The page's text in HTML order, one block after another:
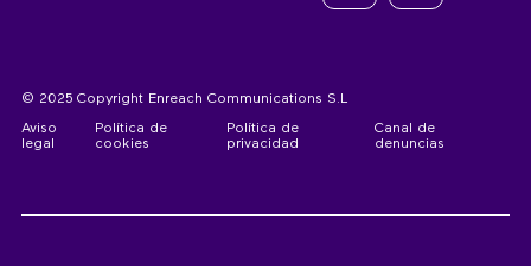
© 2025 Copyright Enreach Communications S.L
Aviso
legal
Política de
cookies
Política de
privacidad
Canal de
denuncias